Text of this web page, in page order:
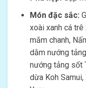
Món đặc sắc:
xoài xanh cá
mắm chanh,
dằm nướng
nướng tảng sốt
dừa Koh